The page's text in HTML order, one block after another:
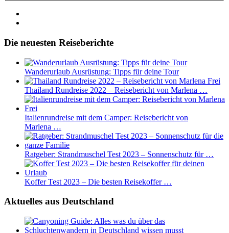
Die neuesten Reiseberichte
Wanderurlaub Ausrüstung: Tipps für deine Tour
Thailand Rundreise 2022 – Reisebericht von Marlena …
Italienrundreise mit dem Camper: Reisebericht von
Marlena …
Ratgeber: Strandmuschel Test 2023 – Sonnenschutz für …
Koffer Test 2023 – Die besten Reisekoffer …
Aktuelles aus Deutschland